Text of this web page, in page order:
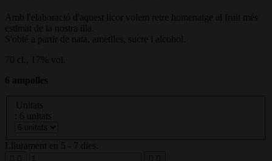
Amb l'elaboració d'aquest licor volem retre homenatge al fruit més
estimat de la nostra illa.
S'obté a partir de nata, ametlles, sucre i alcohol.
70 cl., 17% vol.
6 ampolles
Unitats
: 6 unitats
Lliurament en 5 - 7 dies.